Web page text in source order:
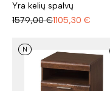
Yra kelių spalvų
1579,00 €1105,30 €
N